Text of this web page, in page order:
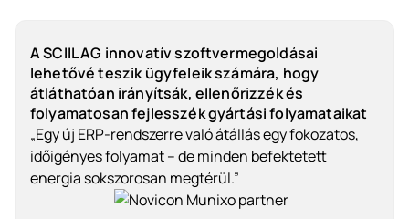
A SCIIL AG innovatív szoftvermegoldásai
lehetővé teszik ügyfeleik számára, hogy
átláthatóan irányítsák, ellenőrizzék és
folyamatosan fejlesszék gyártási folyamataikat
„Egy új ERP-rendszerre való átállás egy fokozatos,
időigényes folyamat – de minden befektetett
energia sokszorosan megtérül.”